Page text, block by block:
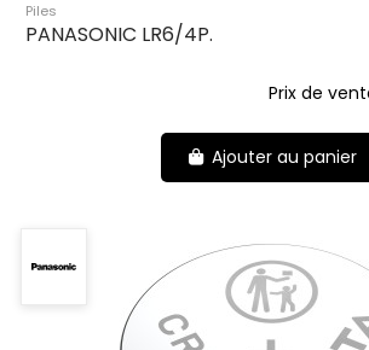
Piles
PANASONIC LR6/4P.
Prix de
Ajouter au panier